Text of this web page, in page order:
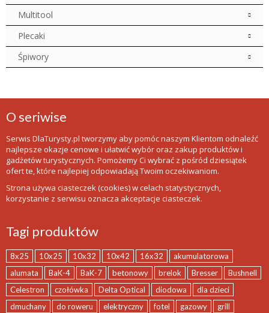
Multitool
Plecaki
Śpiwory
O seriwise
Serwis DlaTurysty.pl tworzymy aby pomóc naszym Klientom odnaleźć
najlepsze okazje cenowe i ułatwić wybór oraz zakup produktów i
gadżetów turystycznych. Pomożemy Ci wybrać z pośród dziesiątek
ofert te, które najlepiej odpowiadają Twoim oczekiwaniom.
Strona używa ciasteczek (cookies) w celach statystycznych,
korzystanie z serwisu oznacza akceptacje ciasteczek.
Tagi produktów
8x25 10x25 10x32 10x42 16x32
akumulatorowa
alumata
BaK-4 BaK-7 betonowy brelok Bresser
Bushnell
Celestron
czołówka Delta Optical diodowa
dla dzieci
dmuchany
do roweru elektryczny fotel gazowy
grill